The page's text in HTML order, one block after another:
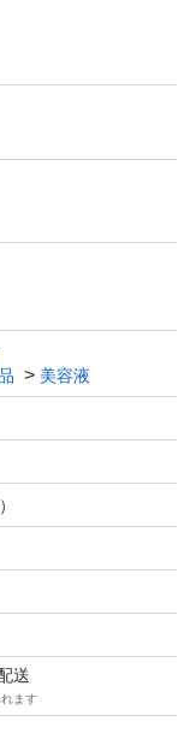
接入れるだけの簡
美容液
送
ます